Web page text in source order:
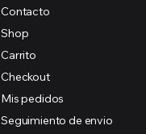
Contacto
Shop
Carrito
Checkout
Mis pedidos
Seguimiento de envio